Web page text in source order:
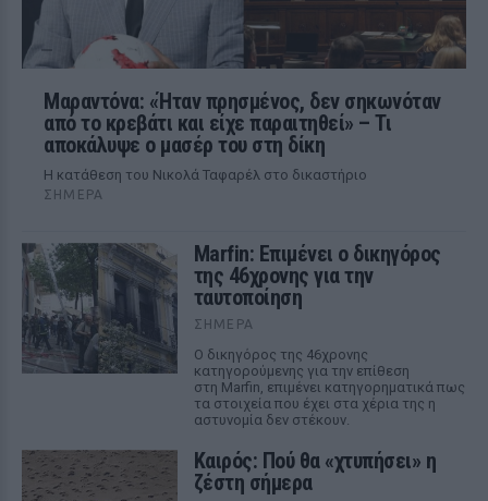
Μαραντόνα: «Ήταν πρησμένος, δεν σηκωνόταν
από το κρεβάτι και είχε παραιτηθεί» – Τι
αποκάλυψε ο μασέρ του στη δίκη
Η κατάθεση του Νικολά Ταφαρέλ στο δικαστήριο
ΣΉΜΕΡΑ
Marfin: Επιμένει ο δικηγόρος
της 46χρονης για την
ταυτοποίηση
ΣΉΜΕΡΑ
Ο δικηγόρος της 46χρονης
κατηγορούμενης για την επίθεση
στη Marfin, επιμένει κατηγορηματικά πως
τα στοιχεία που έχει στα χέρια της η
αστυνομία δεν στέκουν.
Καιρός: Πού θα «χτυπήσει» η
ζέστη σήμερα